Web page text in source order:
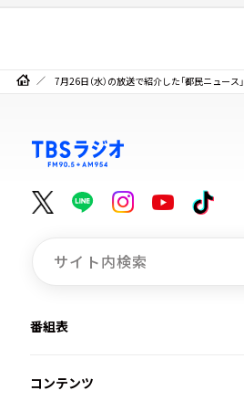
7月26日（水）の放送で紹介した「都民ニュース」
番組表
コンテンツ